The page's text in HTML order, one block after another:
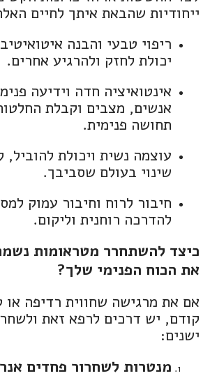
ייחודיות שהבאת איתך לחיים
ריפוי טבעי והבנה
יכולת לחזק ולהרגיע אחרים.
אינטואיציה חדה וידיעה
אנשים, מצבים וקבלת
תחושה פנימית.
עוצמה נשית ויכולת להוביל,
שינוי בעולם שסביבך.
חיבור לרוח וחיבור עמוק
להדרכה רוחנית וליקום.
כיצד להשתחרר מטראומות
את הכוח הפנימי שלך?
אם את מרגישה שחווית רדיפה או
קודם, יש דרכים לרפא זאת
ישנים:
מנטרות לשחרור פחדים